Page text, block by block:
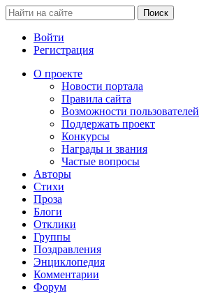
Войти
Регистрация
О проекте
Новости портала
Правила сайта
Возможности пользователей
Поддержать проект
Конкурсы
Награды и звания
Частые вопросы
Авторы
Стихи
Проза
Блоги
Отклики
Группы
Поздравления
Энциклопедия
Комментарии
Форум